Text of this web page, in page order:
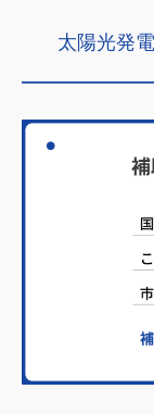
太陽光発